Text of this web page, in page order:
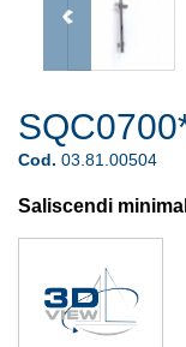
Cod. 03.81.00504
Saliscendi